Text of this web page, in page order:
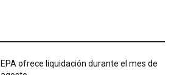
EPA ofrece liquidación durante el mes de